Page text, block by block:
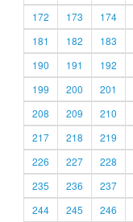
172
173 174
181
182 183
190
191 192
199
200 201
208
209 210
217
218 219
226
227 228
235
236 237
244
245 246